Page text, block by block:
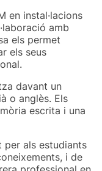
en instal·lacions
amb
els permet
els seus
davant un
o anglès. Els
escrita i una
per als estudiants
i de